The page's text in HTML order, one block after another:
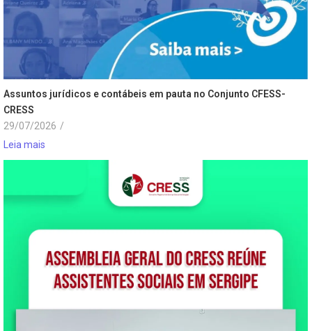
Assuntos jurídicos e contábeis em pauta no Conjunto CFESS-
CRESS
29/07/2026 /
Leia mais